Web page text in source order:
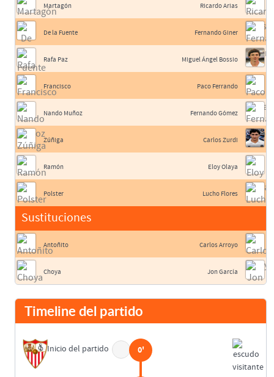
Martagón
De la Fuente
Rafa Paz
Francisco
Nando Muñoz
Zúñiga
Ramón
Polster
Sustituciones
Antoñito
Choya
Ricardo Arias
Fernando Giner
Miguel Ángel Bossio
Paco Ferrando
Fernando Gómez
Carlos Zurdi
Eloy Olaya
Lucho Flores
Carlos Arroyo
Jon García
Timeline del partido
Inicio del partido 0'